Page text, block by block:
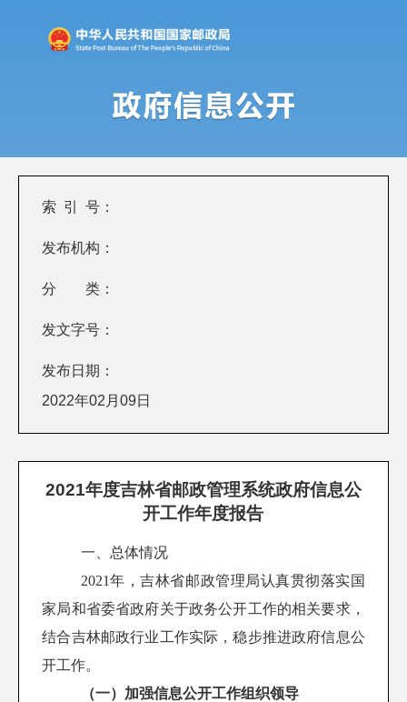
索 引 号：
发布机构：
分 类：
发文字号：
发布日期：
2022年02月09日
2021年度吉林省邮政管理系统政府信息公
开工作年度报告
一、总体情况
2021年，吉林省邮政管理局认真贯彻落实国
家局和省委省政府关于政务公开工作的相关要求，
结合吉林邮政行业工作实际，稳步推进政府信息公
开工作。
（一）加强信息公开工作组织领导